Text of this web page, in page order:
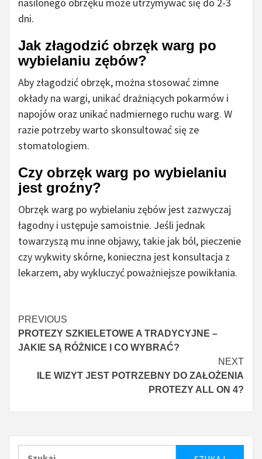
dni.
Jak złagodzić obrzęk warg po
wybielaniu zębów?
Aby złagodzić obrzęk, można stosować zimne
okłady na wargi, unikać drażniących pokarmów i
napojów oraz unikać nadmiernego ruchu warg. W
razie potrzeby warto skonsultować się ze
stomatologiem.
Czy obrzęk warg po wybielaniu
jest groźny?
Obrzęk warg po wybielaniu zębów jest zazwyczaj
łagodny i ustępuje samoistnie. Jeśli jednak
towarzyszą mu inne objawy, takie jak ból, pieczenie
czy wykwity skórne, konieczna jest konsultacja z
lekarzem, aby wykluczyć poważniejsze powikłania.
Continue
Reading
PREVIOUS
PROTEZY SZKIELETOWE A TRADYCYJNE –
JAKIE SĄ RÓŻNICE I CO WYBRAĆ?
NEXT
ILE WIZYT JEST POTRZEBNY DO ZAŁOŻENIA
PROTEZY ALL ON 4?